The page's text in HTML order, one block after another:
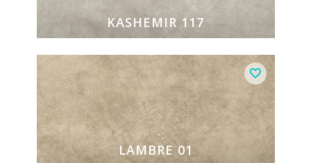
KASHEMIR 117
LAMBRE 01